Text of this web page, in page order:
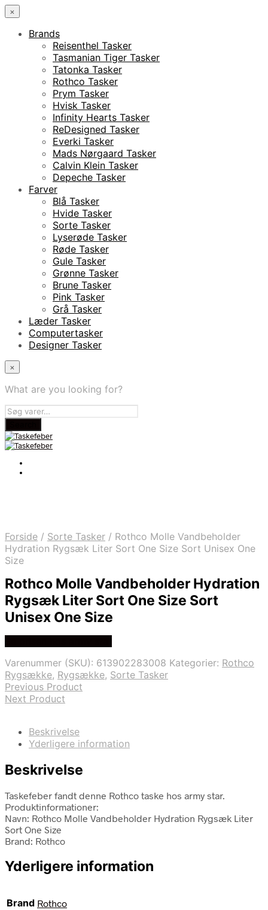
×
Brands
Reisenthel Tasker
Tasmanian Tiger Tasker
Tatonka Tasker
Rothco Tasker
Prym Tasker
Hvisk Tasker
Infinity Hearts Tasker
ReDesigned Tasker
Everki Tasker
Mads Nørgaard Tasker
Calvin Klein Tasker
Depeche Tasker
Farver
Blå Tasker
Hvide Tasker
Sorte Tasker
Lyserøde Tasker
Røde Tasker
Gule Tasker
Grønne Tasker
Brune Tasker
Pink Tasker
Grå Tasker
Læder Tasker
Computertasker
Designer Tasker
×
What are you looking for?
Forside / Sorte Tasker / Rothco Molle Vandbeholder
Hydration Rygsæk Liter Sort One Size Sort Unisex One
Size
Rothco Molle Vandbeholder Hydration
Rygsæk Liter Sort One Size Sort
Unisex One Size
Varenummer (SKU): 613902283008 Kategorier: Rothco
Rygsække, Rygsække, Sorte Tasker
Previous Product
Next Product
Beskrivelse
Yderligere information
Beskrivelse
Taskefeber fandt denne Rothco taske hos army star.
Produktinformationer:
Navn: Rothco Molle Vandbeholder Hydration Rygsæk Liter
Sort One Size
Brand: Rothco
Yderligere information
Brand Rothco